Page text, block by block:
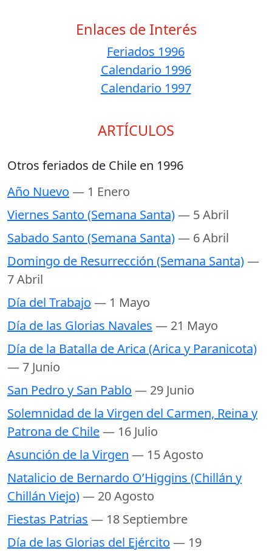
Enlaces de Interés
Feriados 1996
Calendario 1996
Calendario 1997
ARTÍCULOS
Otros feriados de Chile en 1996
Año Nuevo — 1 Enero
Viernes Santo (Semana Santa)— 5 Abril
Sabado Santo (Semana Santa)— 6 Abril
Domingo de Resurrección (Semana Santa)—
7 Abril
Día del Trabajo — 1 Mayo
Día de las Glorias Navales — 21 Mayo
Día de la Batalla de Arica (Arica y Paranicota)
— 7 Junio
San Pedro y San Pablo — 29 Junio
Solemnidad de la Virgen del Carmen, Reina y
Patrona de Chile— 16 Julio
Asunción de la Virgen — 15 Agosto
Natalicio de Bernardo O’Higgins (Chillán y
Chillán Viejo)— 20 Agosto
Fiestas Patrias — 18 Septiembre
Día de las Glorias del Ejército — 19